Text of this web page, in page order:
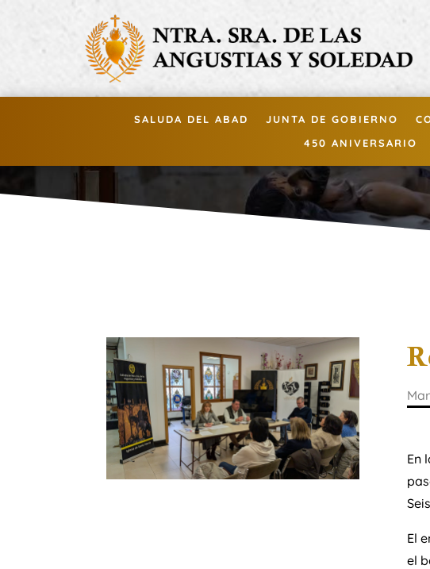
SALUDA DEL ABAD JUNTA DE GOBIERNO
450 ANIVERSARIO
En
El
el